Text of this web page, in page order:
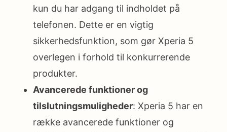
kun du har adgang til indholdet på
telefonen. Dette er en vigtig
sikkerhedsfunktion, som gør Xperia 5
overlegen i forhold til konkurrerende
produkter.
Avancerede funktioner og
tilslutningsmuligheder: Xperia 5 har en
række avancerede funktioner og